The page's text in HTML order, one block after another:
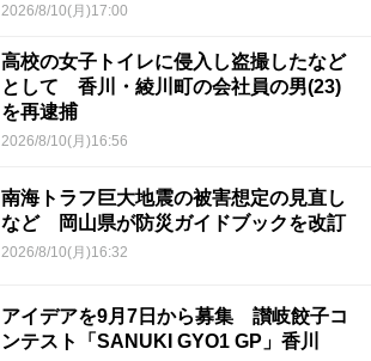
2026/8/10(月)17:00
高校の女子トイレに侵入し盗撮したなど
として 香川・綾川町の会社員の男(23)
を再逮捕
2026/8/10(月)16:56
南海トラフ巨大地震の被害想定の見直し
など 岡山県が防災ガイドブックを改訂
2026/8/10(月)16:32
アイデアを9月7日から募集 讃岐餃子コ
ンテスト「SANUKI GYO1 GP」香川